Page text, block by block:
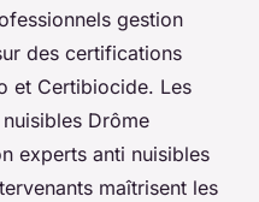
gestion
des certifications
et Certibiocide. Les
Drôme
experts anti nuisibles
maîtrisent les